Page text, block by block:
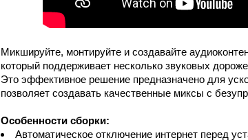
Микшируйте, монтируйте и создавайте
который поддерживает несколько звуковых
Это эффективное решение предназначено для
позволяет создавать качественные миксы с
Особенности сборки:
Автоматическое отключение интернет перед